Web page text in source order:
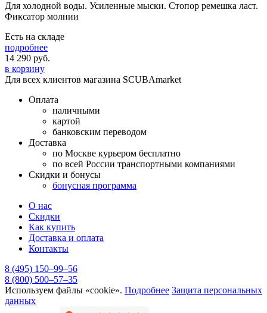
Для холодной воды. Усиленные мыски. Стопор ремешка ласт.
Фиксатор молнии
Есть на складе
подробнее
14 290 руб.
в корзину
Для всех клиентов магазина SCUBAmarket
Оплата
наличными
картой
банковским переводом
Доставка
по Москве курьером бесплатно
по всей России транспортными компаниями
Скидки и бонусы
бонусная программа
О нас
Скидки
Как купить
Доставка и оплата
Контакты
8 (495) 150–99–56
8 (800) 500–57–35
Используем файлы «cookie». Подробнее Защита персональных
данных